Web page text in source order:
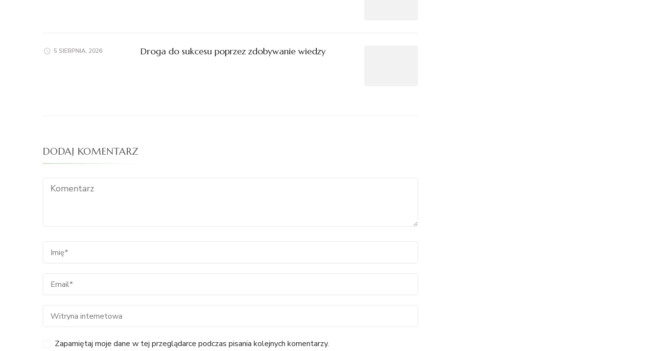
5 SIERPNIA, 2026 Droga do sukcesu poprzez zdobywanie wiedzy
DODAJ KOMENTARZ
Zapamiętaj moje dane w tej przeglądarce podczas pisania kolejnych komentarzy.